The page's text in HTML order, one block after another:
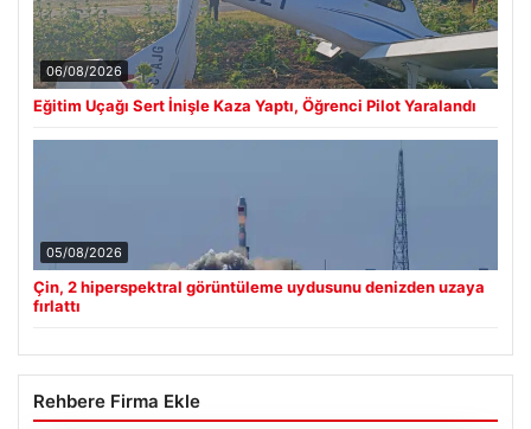
06/08/2026
Eğitim Uçağı Sert İnişle Kaza Yaptı, Öğrenci Pilot Yaralandı
05/08/2026
Çin, 2 hiperspektral görüntüleme uydusunu denizden uzaya
fırlattı
Rehbere Firma Ekle